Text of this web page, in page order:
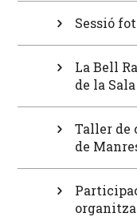
Sessió
La Bell
de la Sala
Taller de
de